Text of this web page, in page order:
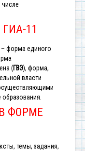
11
форма единого
(ГВЭ), форма,
власти
образования.
ФОРМЕ
темы, задания,